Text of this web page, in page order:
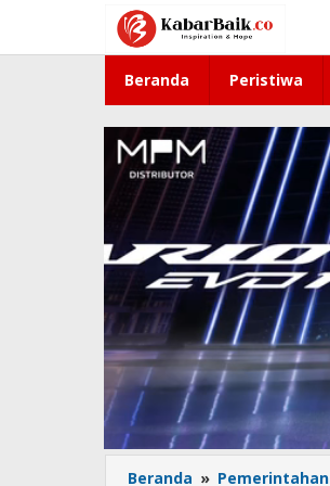
konten
Beranda Peristiwa
Beranda » Pemerintahan